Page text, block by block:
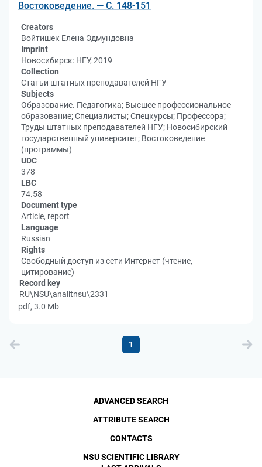
Востоковедение. — С. 148-151
Creators
Войтишек Елена Эдмундовна
Imprint
Новосибирск: НГУ, 2019
Collection
Статьи штатных преподавателей НГУ
Subjects
Образование. Педагогика; Высшее профессиональное
образование; Специалисты; Спецкурсы; Профессора;
Труды штатных преподавателей НГУ; Новосибирский
государственный университет; Востоковедение
(программы)
UDC
378
LBC
74.58
Document type
Article, report
Language
Russian
Rights
Свободный доступ из сети Интернет (чтение,
цитирование)
Record key
RU\NSU\analitnsu\2331
pdf, 3.0 Mb
1
ADVANCED SEARCH
ATTRIBUTE SEARCH
CONTACTS
NSU SCIENTIFIC LIBRARY